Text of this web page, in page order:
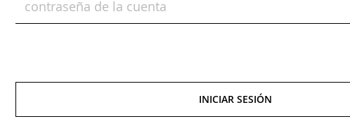
INICIAR SESIÓN